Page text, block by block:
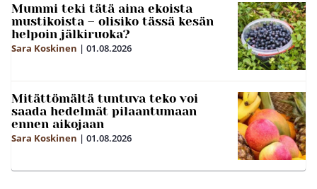
Mummi teki tätä aina ekoista
mustikoista – olisiko tässä kesän
helpoin jälkiruoka?
Sara Koskinen | 01.08.2026
Mitättömältä tuntuva teko voi
saada hedelmät pilaantumaan
ennen aikojaan
Sara Koskinen | 01.08.2026